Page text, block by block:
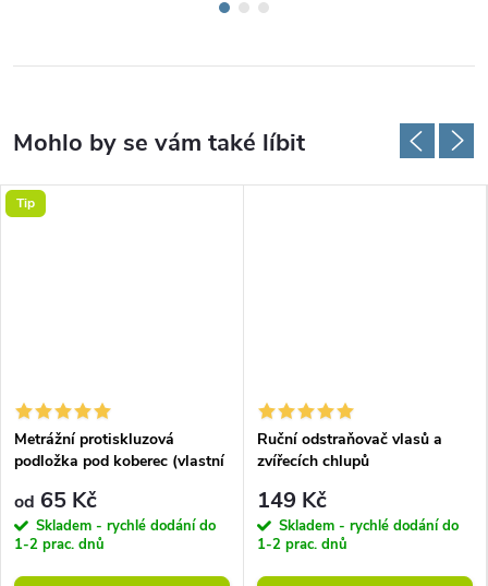
Tip
Metrážní protiskluzová
podložka pod koberec (vlastní
od 65 Kč
Skladem - rychlé dodání do
1-2 prac. dnů
Ruční odstraňovač vlasů a
zvířecích chlupů
149 Kč
Skladem - rychlé dodání do
1-2 prac. dnů